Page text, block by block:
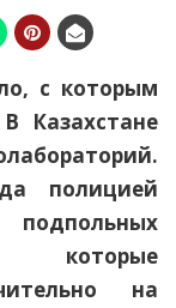
с которым
В Казахстане
полицией
которые
на